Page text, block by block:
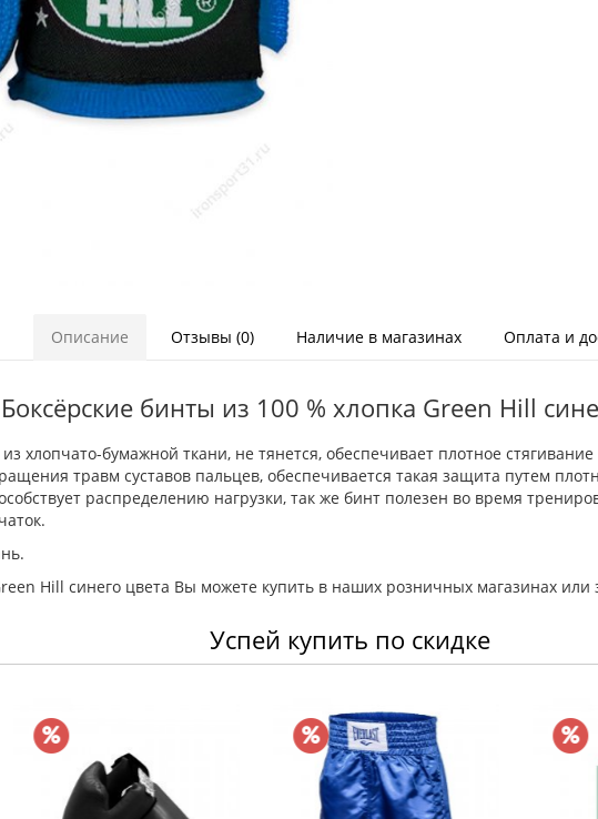
Описание Отзывы (0) Наличие в магазинах Оплата и
Боксёрские бинты из 100 % хлопка Green Hill
хлопчато-бумажной ткани, не тянется, обеспечивает плотное
травм суставов пальцев, обеспечивается такая защита путем
распределению нагрузки, так же бинт полезен во время
Hill синего цвета Вы можете купить в наших розничных магазинах или
Успей купить по скидке